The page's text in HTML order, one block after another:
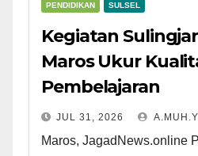
PENDIDIKAN SULSEL
Kegiatan Sulingjar
Maros Ukur
Pembelajaran
JUL 31, 2026
Maros, JagadNews.online